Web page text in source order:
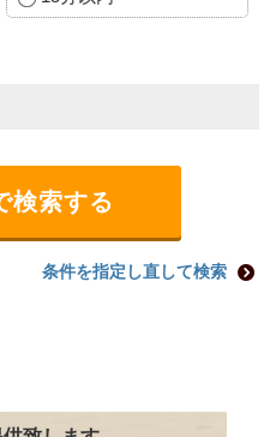
条件を指定し直して検索